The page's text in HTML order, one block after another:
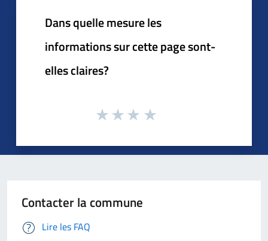
Dans quelle mesure les
informations sur cette page sont-
elles claires?
Contacter la commune
Lire les FAQ